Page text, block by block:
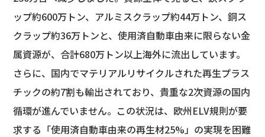
ップ約600万トン、アルミスクラップ約44万トン、銅ス
クラップ約36万トンと、使用済自動車由来に限らない金
属資源が、合計680万トン以上海外に流出しています。
さらに、国内でマテリアルリサイクルされた再生プラス
チックの約7割も輸出されており、貴重な2次資源の国内
循環が進んでいません。この状況は、欧州ELV規則が要
求する「使用済自動車由来の再生材25%」の実現を困難